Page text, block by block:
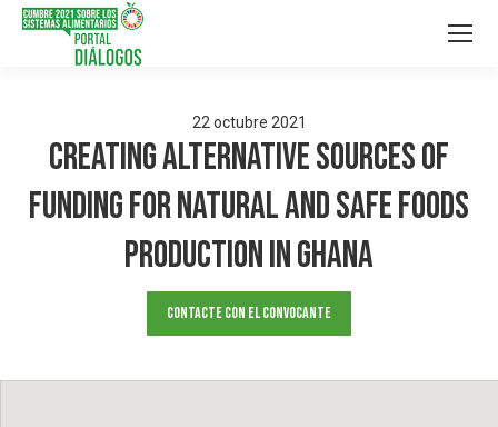
22 octubre 2021
Creating Alternative Sources of
Funding for Natural and Safe Foods
Production in Ghana
Contacte con el convocante